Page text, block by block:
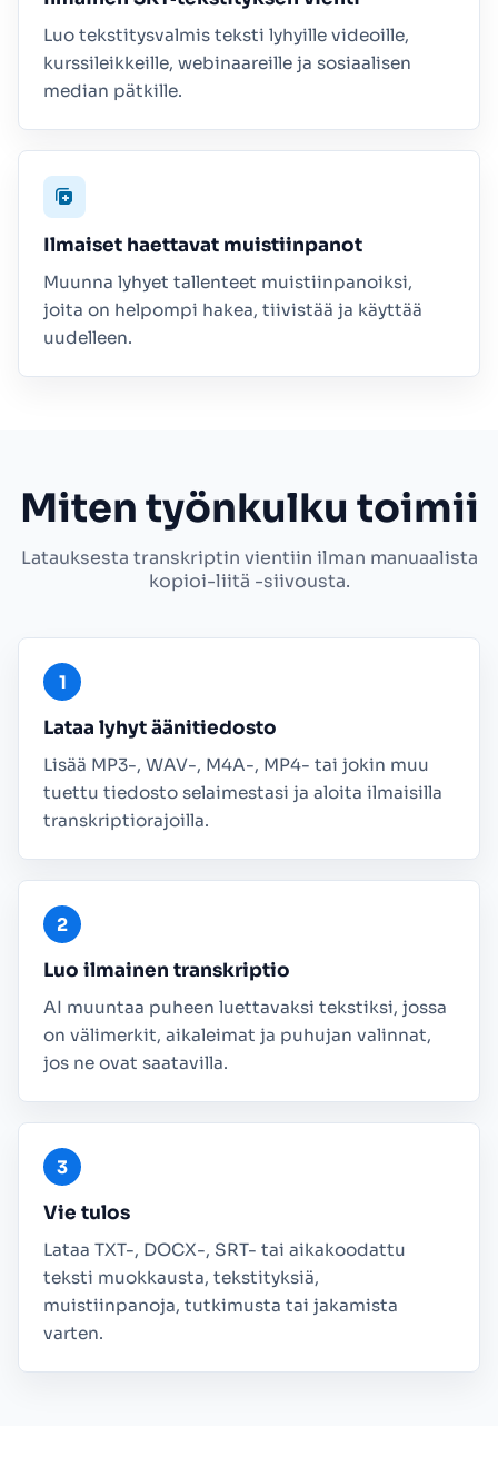
Luo tekstitysvalmis teksti lyhyille videoille,
kurssileikkeille, webinaareille ja sosiaalisen
median pätkille.
Ilmaiset haettavat muistiinpanot
Muunna lyhyet tallenteet muistiinpanoiksi,
joita on helpompi hakea, tiivistää ja käyttää
uudelleen.
Miten työnkulku toimii
Latauksesta transkriptin vientiin ilman manuaalista
kopioi-liitä -siivousta.
Lataa lyhyt äänitiedosto
Lisää MP3-, WAV-, M4A-, MP4- tai jokin muu
tuettu tiedosto selaimestasi ja aloita ilmaisilla
transkriptiorajoilla.
Luo ilmainen transkriptio
AI muuntaa puheen luettavaksi tekstiksi, jossa
on välimerkit, aikaleimat ja puhujan valinnat,
jos ne ovat saatavilla.
Vie tulos
Lataa TXT-, DOCX-, SRT- tai aikakoodattu
teksti muokkausta, tekstityksiä,
muistiinpanoja, tutkimusta tai jakamista
varten.